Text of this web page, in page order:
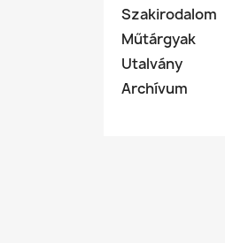
Szakirodalom
Műtárgyak
Utalvány
Archívum